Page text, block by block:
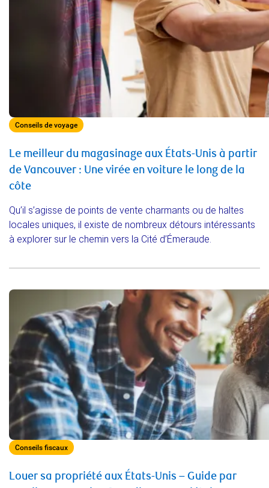
Conseils de voyage
Le meilleur du magasinage aux États-Unis à partir
de Vancouver : Une virée en voiture le long de la
côte
Qu’il s’agisse de points de vente charmants ou de haltes
locales uniques, il existe de nombreux détours intéressants
à explorer sur le chemin vers la Cité d’Émeraude.
Conseils fiscaux
Louer sa propriété aux États-Unis – Guide par